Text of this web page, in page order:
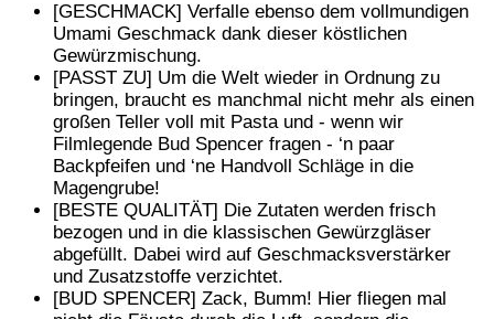
[GESCHMACK] Verfalle ebenso dem vollmundigen
Umami Geschmack dank dieser köstlichen
Gewürzmischung.
[PASST ZU] Um die Welt wieder in Ordnung zu
bringen, braucht es manchmal nicht mehr als einen
großen Teller voll mit Pasta und - wenn wir
Filmlegende Bud Spencer fragen - ‘n paar
Backpfeifen und ‘ne Handvoll Schläge in die
Magengrube!
[BESTE QUALITÄT] Die Zutaten werden frisch
bezogen und in die klassischen Gewürzgläser
abgefüllt. Dabei wird auf Geschmacksverstärker
und Zusatzstoffe verzichtet.
[BUD SPENCER] Zack, Bumm! Hier fliegen mal